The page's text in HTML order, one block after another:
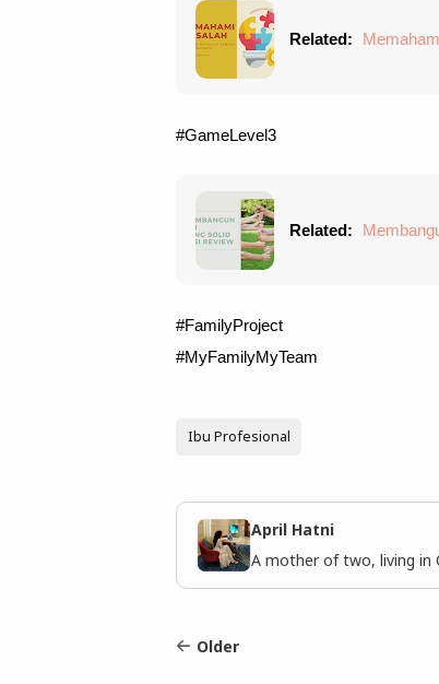
Related:
#GameLevel3
Related:
#FamilyProject
#MyFamilyMyTeam
Ibu Profesional
April Hatni
A mother of two, living in
Older